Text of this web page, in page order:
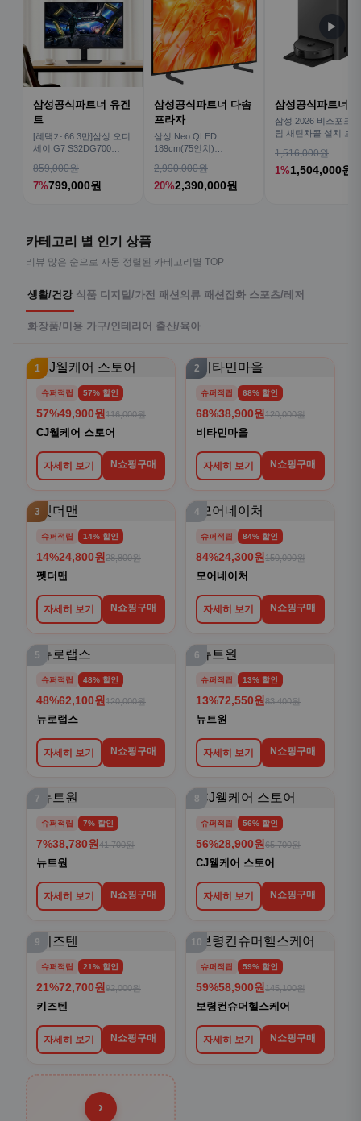
삼성공식파트너 유겐
트
[혜택가 66.3만]삼성 오디
세이 G7 S32DG700
859,000원
7%799,000원
삼성공식파트너 다솜
프라자
삼성 Neo QLED
189cm(75인치)
TV
2,990,000원
20%2,390,000원
삼성공식파트너
삼성 2026 비스포크
팀 새틴차콜 설치 보
1,516,000원
1%1,504,000원
▶
카테고리 별 인기 상품
리뷰 많은 순으로 자동 정렬된 카테고리별 TOP
생활/건강 식품 디지털/가전 패션의류 패션잡화 스포츠/레저
화장품/미용 가구/인테리어 출산/육아
1
슈퍼적립 57% 할인
57%49,900원 116,000원
CJ웰케어 스토어
자세히 보기 N쇼핑구매
2
슈퍼적립 68% 할인
68%38,900원 120,000원
비타민마을
자세히 보기 N쇼핑구매
3
슈퍼적립 14% 할인
14%24,800원 28,800원
펫더맨
자세히 보기 N쇼핑구매
4
슈퍼적립 84% 할인
84%24,300원 150,000원
모어네이처
자세히 보기 N쇼핑구매
5
슈퍼적립 48% 할인
48%62,100원 120,000원
뉴로랩스
자세히 보기 N쇼핑구매
6
슈퍼적립 13% 할인
13%72,550원 83,400원
뉴트원
자세히 보기 N쇼핑구매
7
슈퍼적립 7% 할인
7%38,780원 41,700원
뉴트원
자세히 보기 N쇼핑구매
8
슈퍼적립 56% 할인
56%28,900원 65,700원
CJ웰케어 스토어
자세히 보기 N쇼핑구매
9
슈퍼적립 21% 할인
21%72,700원 92,000원
키즈텐
자세히 보기 N쇼핑구매
10
슈퍼적립 59% 할인
59%58,900원 145,100원
보령컨슈머헬스케어
자세히 보기 N쇼핑구매
›